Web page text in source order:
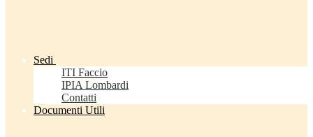
Sedi
ITI Faccio
IPIA Lombardi
Contatti
Documenti Utili